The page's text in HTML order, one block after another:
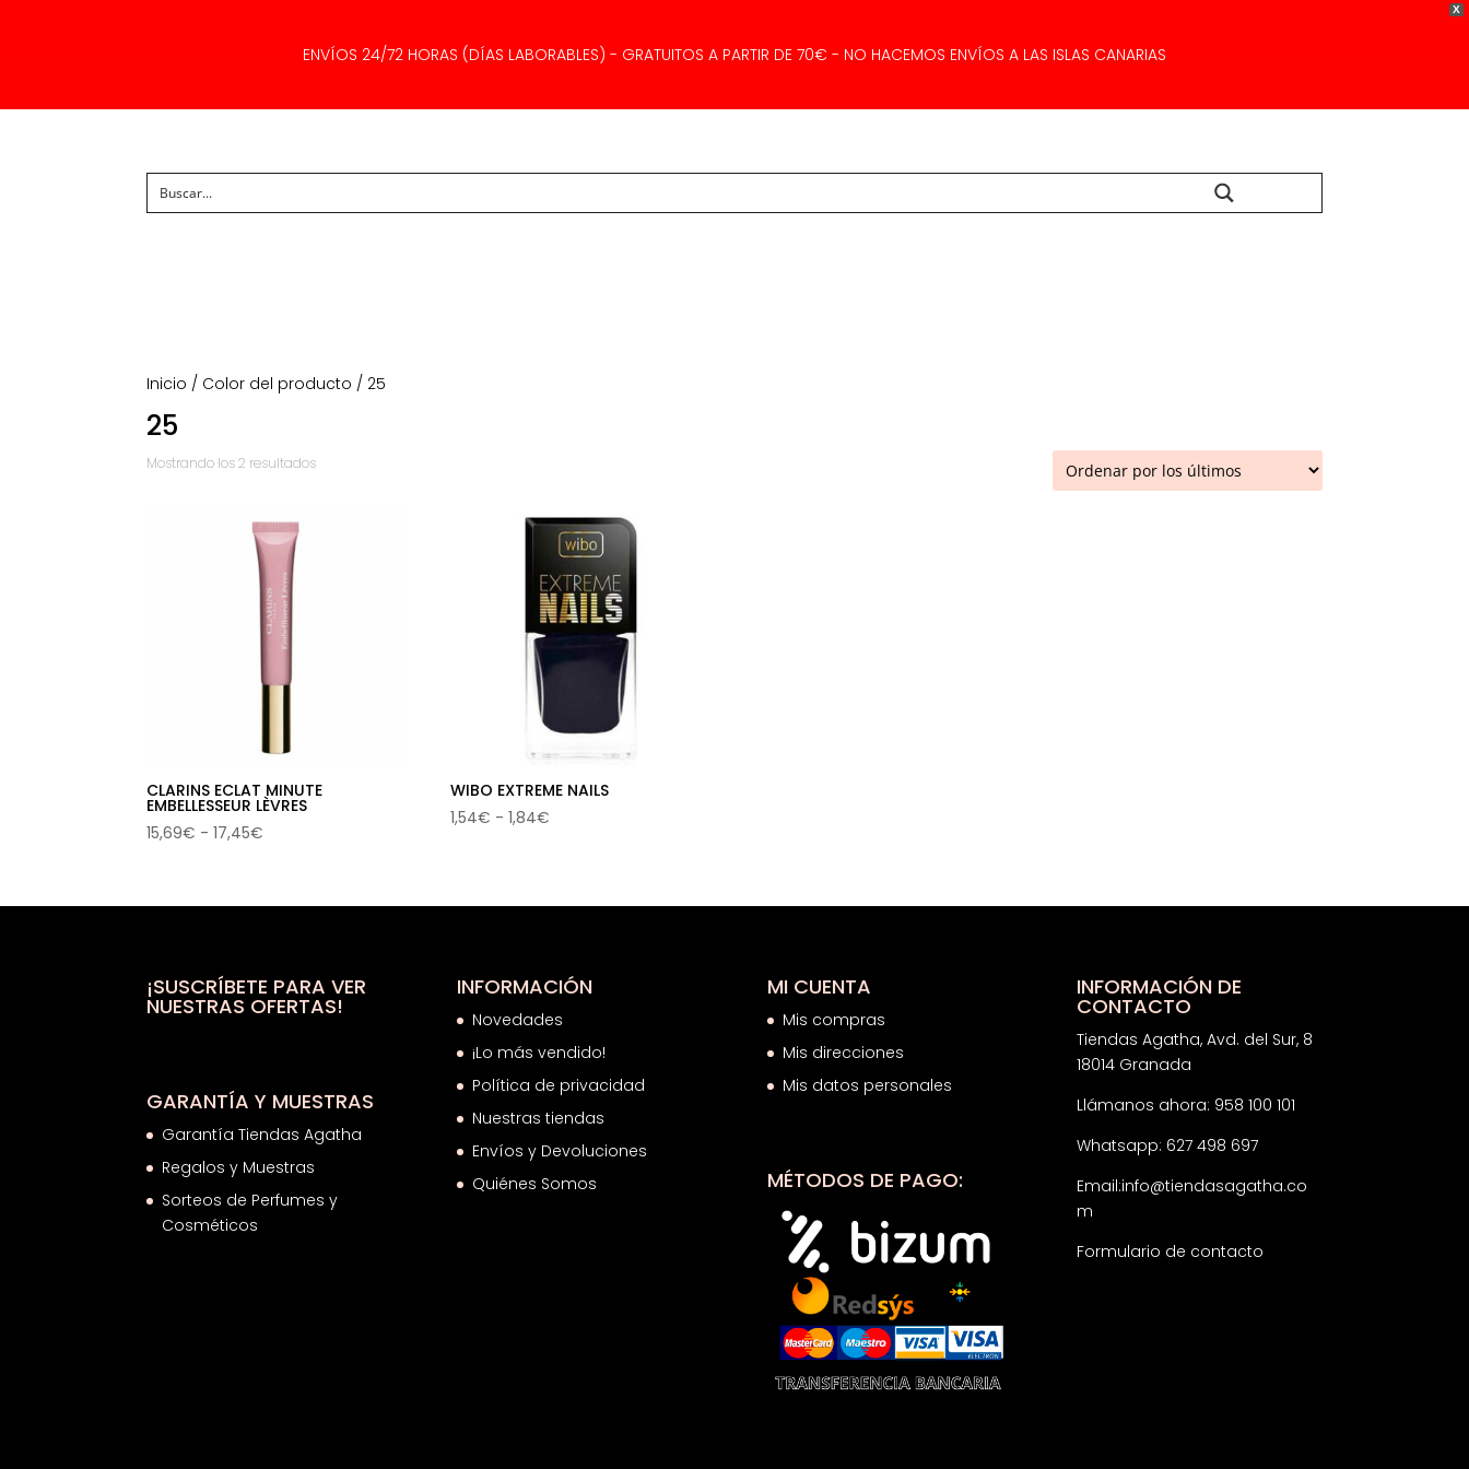
X
ENVÍOS 24/72 HORAS (DÍAS LABORABLES) - GRATUITOS A PARTIR DE 70€ - NO HACEMOS ENVÍOS A LAS ISLAS CANARIAS
Inicio / Color del producto / 25
25
Mostrando los 2 resultadosOrdenado
CLARINS ECLAT MINUTE
EMBELLESSEUR LÈVRES
15,69€ - 17,45€
desde
17,45€
WIBO EXTREME NAILS
1,54€ - 1,84€
¡SUSCRÍBETE PARA VER
NUESTRAS OFERTAS!
GARANTÍA Y MUESTRAS
Garantía Tiendas Agatha
Regalos y Muestras
Sorteos de Perfumes y
Cosméticos
INFORMACIÓN
Novedades
¡Lo más vendido!
Política de privacidad
Nuestras tiendas
Envíos y Devoluciones
Quiénes Somos
MI CUENTA
Mis compras
Mis direcciones
Mis datos personales
MÉTODOS DE PAGO:
INFORMACIÓN DE
CONTACTO
Tiendas Agatha, Avd. del Sur, 8
18014 Granada
Llámanos ahora: 958 100 101
Whatsapp: 627 498 697
Email:info@tiendasagatha.co
m
Formulario de contacto